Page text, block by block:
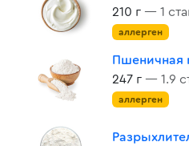
210 г — 1
аллерген
Пшеничная
247 г — 1.9
аллерген